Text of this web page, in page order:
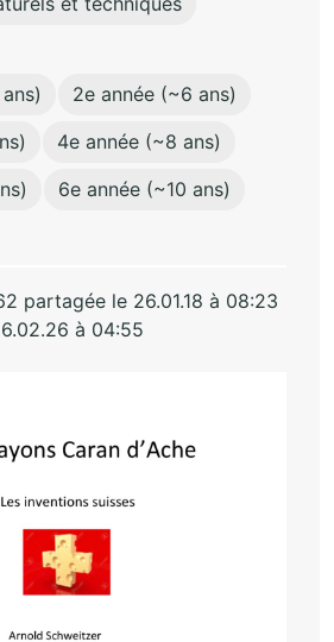
2e année (~6 ans)
4e année (~8 ans)
6e année (~10 ans)
partagée le 26.01.18 à 08:23
à 04:55